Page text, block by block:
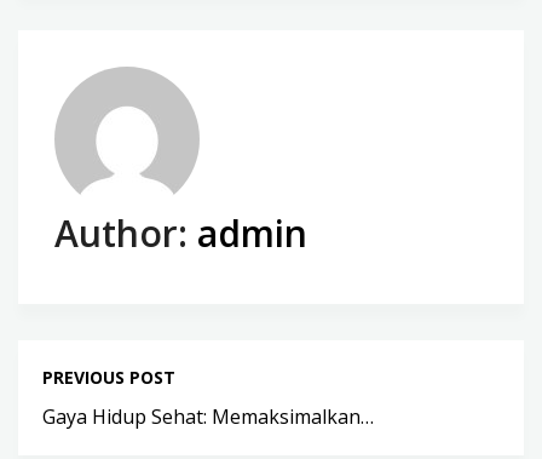
Author: admin
PREVIOUS POST
Gaya Hidup Sehat: Memaksimalkan…